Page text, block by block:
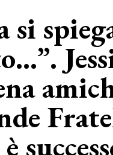
si